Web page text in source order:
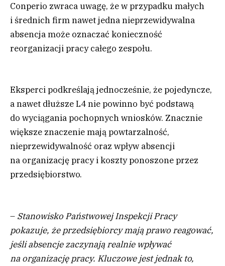
Conperio zwraca uwagę, że w przypadku małych
i średnich firm nawet jedna nieprzewidywalna
absencja może oznaczać konieczność
reorganizacji pracy całego zespołu.
Eksperci podkreślają jednocześnie, że pojedyncze,
a nawet dłuższe L4 nie powinno być podstawą
do wyciągania pochopnych wniosków. Znacznie
większe znaczenie mają powtarzalność,
nieprzewidywalność oraz wpływ absencji
na organizację pracy i koszty ponoszone przez
przedsiębiorstwo.
– Stanowisko Państwowej Inspekcji Pracy
pokazuje, że przedsiębiorcy mają prawo reagować,
jeśli absencje zaczynają realnie wpływać
na organizację pracy. Kluczowe jest jednak to,